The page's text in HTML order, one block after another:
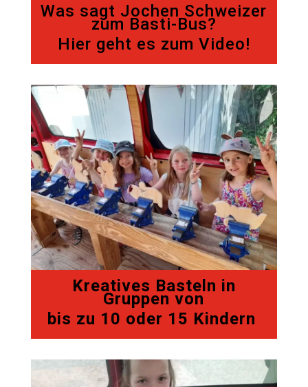
Was sagt Jochen Schweizer
zum Basti-Bus?
Hier geht es zum Video!
Kreatives Basteln in
Gruppen von
bis zu 10 oder 15 Kindern